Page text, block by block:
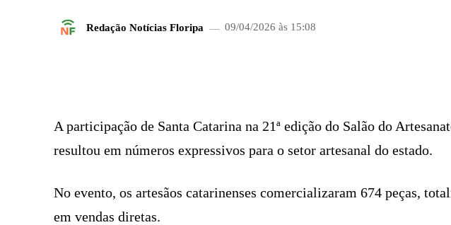
Redação Notícias Floripa 09/04/2026 às 15:08
A participação de Santa Catarina na 21ª edição do Salão do
resultou em números expressivos para o setor artesanal do estado.
No evento, os artesãos catarinenses comercializaram 674 peças,
em vendas diretas.